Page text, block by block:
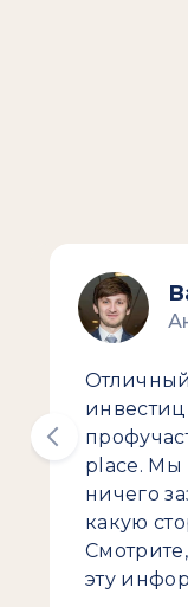
Отличный
place. Мы
ничего
какую
эту